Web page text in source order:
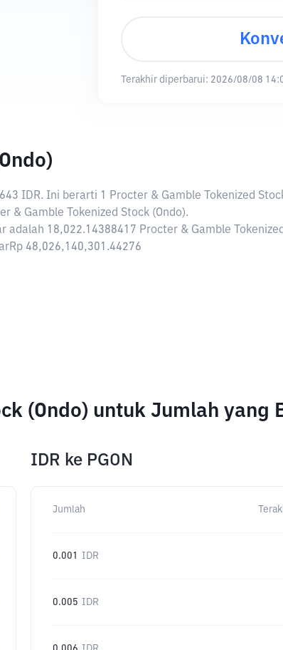
Terakhir diperbarui: 2026/08/08
IDR. Ini berarti 1 Procter & Gamble Tokenized
& Gamble Tokenized Stock (Ondo).
18,022.14388417 Procter & Gamble
48,026,140,301.44276
(Ondo) untuk Jumlah yang
IDR ke PGON
Jumlah
0.001 IDR
0.005 IDR